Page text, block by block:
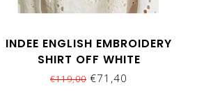
INDEE ENGLISH EMBROIDERY
SHIRT OFF WHITE
€119,00€71,40